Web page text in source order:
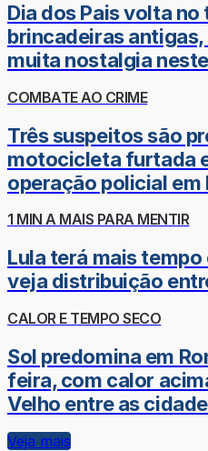
Dia dos Pais volta
brincadeiras
muita nostalgia
COMBATE AO CRIME
Três suspeitos são
motocicleta furtada
operação policial em
1 MIN A MAIS PARA MENTIR
Lula terá mais tempo
veja distribuição
CALOR E TEMPO SECO
Sol predomina em
feira, com calor
Velho entre as
Veja mais